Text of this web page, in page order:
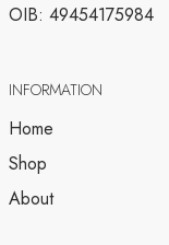
OIB: 49454175984
INFORMATION
Home
Shop
About